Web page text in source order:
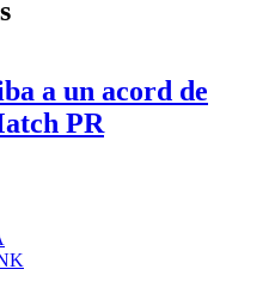
a un acord de
PR